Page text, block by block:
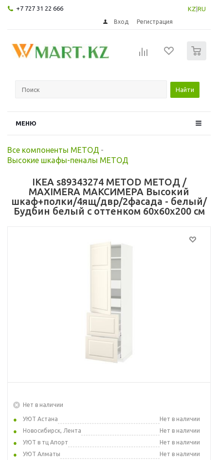
+7 727 31 22 666 KZ RU
Вход Регистрация
Найти
МЕНЮ
Все компоненты МЕТОД -
Высокие шкафы-пеналы МЕТОД
IKEA s89343274 METOD МЕТОД /
MAXIMERA МАКСИМЕРА Высокий
шкаф+полки/4ящ/двр/2фасада - белый/
Будбин белый с оттенком 60x60x200 см
Нет в наличии
УЮТ Астана
Нет в наличии
Новосибирск, Лента
Нет в наличии
УЮТ в тц Апорт
Нет в наличии
УЮТ Алматы
Нет в наличии